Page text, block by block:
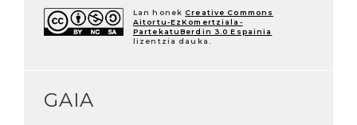
Lan honek Creative Commons
Aitortu-EzKomertziala-
PartekatuBerdin 3.0 Espainia
lizentzia dauka.
GAIA